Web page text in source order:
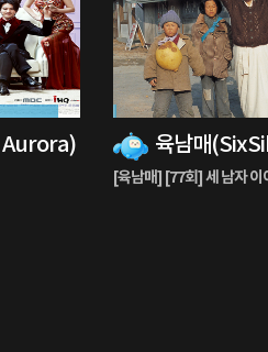
Aurora) 육남매
[육남매] [77회] 세 남자 이
1%
재
생